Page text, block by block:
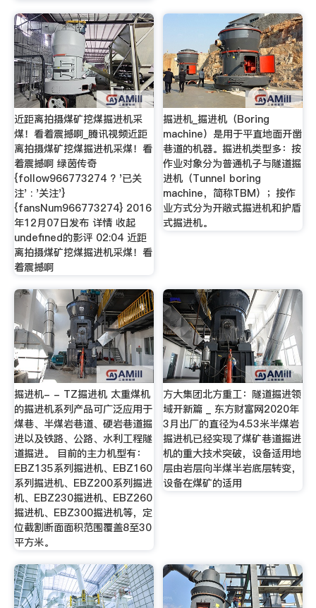
近距离拍摄煤矿挖煤掘进机采
煤！看着震撼啊_腾讯视频近距
离拍摄煤矿挖煤掘进机采煤！看
着震撼啊 绿茵传奇
{follow966773274 ? '已关
注' : '关注'}
{fansNum966773274} 2016
年12月07日发布 详情 收起
undefined的影评 02:04 近距
离拍摄煤矿挖煤掘进机采煤！看
着震撼啊
掘进机_掘进机（Boring
machine）是用于平直地面开凿
巷道的机器。掘进机类型多：按
作业对象分为普通机子与隧道掘
进机（Tunnel boring
machine，简称TBM）；按作
业方式分为开敞式掘进机和护盾
式掘进机。
掘进机- - TZ掘进机 太重煤机
的掘进机系列产品可广泛应用于
煤巷、半煤岩巷道、硬岩巷道掘
进以及铁路、公路、水利工程隧
道掘进。 目前的主力机型有：
EBZ135系列掘进机、EBZ160
系列掘进机、EBZ200系列掘进
机、EBZ230掘进机、EBZ260
掘进机、EBZ300掘进机等，定
位截割断面面积范围覆盖8至30
平方米。
方大集团北方重工：隧道掘进领
域开新篇 _ 东方财富网2020年
3月出厂的直径为4.53米半煤岩
掘进机已经实现了煤矿巷道掘进
机的重大技术突破，设备适用地
层由岩层向半煤半岩底层转变，
设备在煤矿的适用